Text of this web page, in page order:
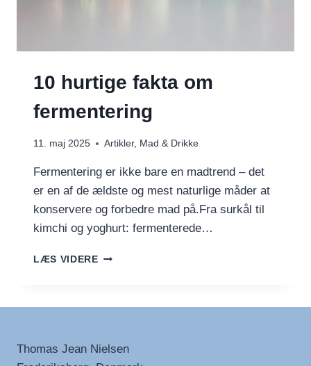
10 hurtige fakta om
fermentering
11. maj 2025 Artikler, Mad & Drikke
Fermentering er ikke bare en madtrend – det
er en af de ældste og mest naturlige måder at
konservere og forbedre mad på.Fra surkål til
kimchi og yoghurt: fermenterede…
LÆS VIDERE10
Thomas Jean Nielsen